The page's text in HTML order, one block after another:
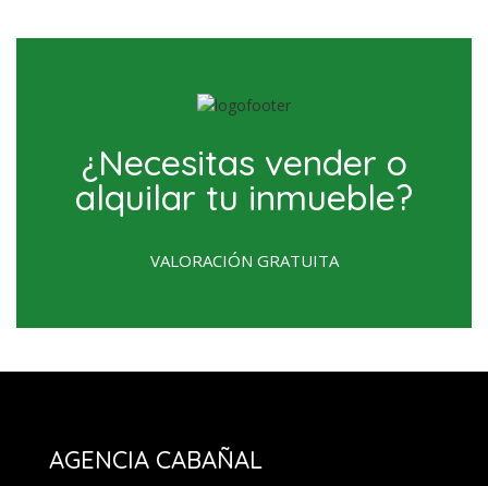
¿Necesitas vender o
alquilar tu inmueble?
VALORACIÓN GRATUITA
AGENCIA CABAÑAL